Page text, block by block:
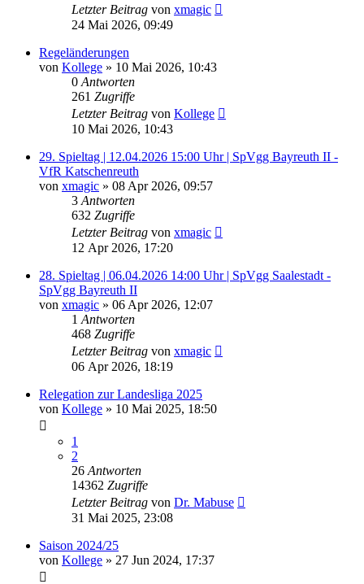
Letzter Beitrag von xmagic
24 Mai 2026, 09:49
Regeländerungen
von Kollege » 10 Mai 2026, 10:43
0 Antworten
261 Zugriffe
Letzter Beitrag von Kollege
10 Mai 2026, 10:43
29. Spieltag | 12.04.2026 15:00 Uhr | SpVgg Bayreuth II -
VfR Katschenreuth
von xmagic » 08 Apr 2026, 09:57
3 Antworten
632 Zugriffe
Letzter Beitrag von xmagic
12 Apr 2026, 17:20
28. Spieltag | 06.04.2026 14:00 Uhr | SpVgg Saalestadt -
SpVgg Bayreuth II
von xmagic » 06 Apr 2026, 12:07
1 Antworten
468 Zugriffe
Letzter Beitrag von xmagic
06 Apr 2026, 18:19
Relegation zur Landesliga 2025
von Kollege » 10 Mai 2025, 18:50
1
2
26 Antworten
14362 Zugriffe
Letzter Beitrag von Dr. Mabuse
31 Mai 2025, 23:08
Saison 2024/25
von Kollege » 27 Jun 2024, 17:37